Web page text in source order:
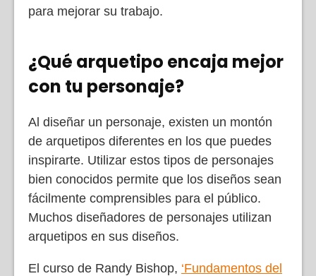
para mejorar su trabajo.
¿Qué arquetipo encaja mejor
con tu personaje?
Al diseñar un personaje, existen un montón
de arquetipos diferentes en los que puedes
inspirarte. Utilizar estos tipos de personajes
bien conocidos permite que los diseños sean
fácilmente comprensibles para el público.
Muchos diseñadores de personajes utilizan
arquetipos en sus diseños.
El curso de Randy Bishop, ‘Fundamentos del